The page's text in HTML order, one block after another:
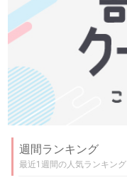
週間ランキング
最近1週間の人気ランキング